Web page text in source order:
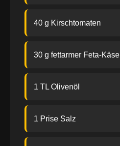
40 g Kirschtomaten
30 g fettarmer Feta-Käse
1 TL Olivenöl
1 Prise Salz